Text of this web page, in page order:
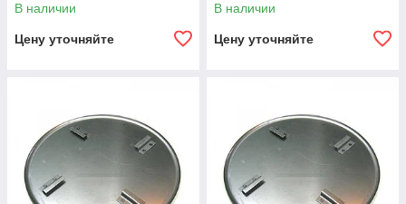
В наличии
Цену уточняйте
В наличии
Цену уточняйте